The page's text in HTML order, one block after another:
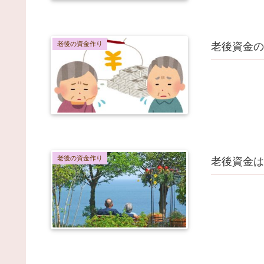
老後の資金作り 老後資金
老後の資金作り 老後資金